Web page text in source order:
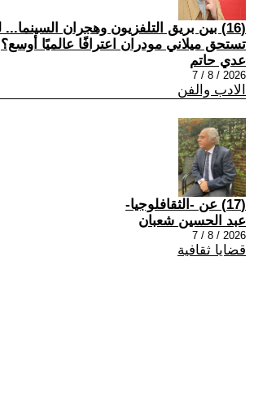
(16) بين بريق التلفزيون وهجران السينما...
تستحق ميلاني مودران اعترافًا عالميًا أوسع؟
عدي حاتم
2026 / 8 / 7
الادب والفن
(17) عن -الثقافلوجيا-
عبد الحسين شعبان
2026 / 8 / 7
قضايا ثقافية